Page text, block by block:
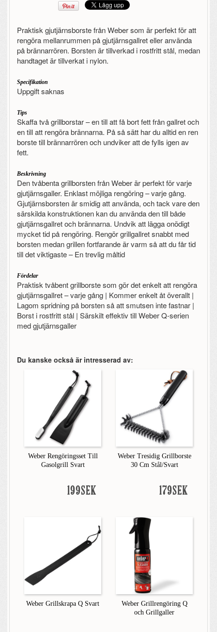
Praktisk gjutjärnsborste från Weber som är perfekt för att
rengöra mellanrummen på gjutjärnsgallret eller använda
på brännarrören. Borsten är tillverkad i rostfritt stål, medan
handtaget är tillverkat i nylon.
Specifikation
Uppgift saknas
Tips
Skaffa två grillborstar – en till att få bort fett från gallret och
en till att rengöra brännarna. På så sätt har du alltid en ren
borste till brännarrören och undviker att de fylls igen av
fett.
Beskrivning
Den tvåbenta grillborsten från Weber är perfekt för varje
gjutjärnsgaller. Enklast möjliga rengöring – varje gång.
Gjutjärnsborsten är smidig att använda, och tack vare den
särskilda konstruktionen kan du använda den till både
gjutjärnsgallret och brännarna. Undvik att lägga onödigt
mycket tid på rengöring. Rengör grillgallret snabbt med
borsten medan grillen fortfarande är varm så att du får tid
till det viktigaste – En trevlig måltid
Fördelar
Praktisk tvåbent grillborste som gör det enkelt att rengöra
gjutjärnsgallret – varje gång | Kommer enkelt åt överallt |
Lagom spridning på borsten så att smutsen inte fastnar |
Borst i rostfritt stål | Särskilt effektiv till Weber Q-serien
med gjutjärnsgaller
Du kanske också är intresserad av:
Weber Rengöringsset Till
Gasolgrill Svart
199SEK
Weber Tresidig Grillborste
30 Cm Stål/Svart
179SEK
Weber Grillskrapa Q Svart
Weber Grillrengöring Q
och Grillgaller